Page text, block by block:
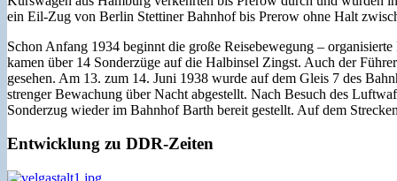
ein Eil-Zug von Berlin Stettiner Bahnhof bis Prerow ohne Halt
Schon Anfang 1934 beginnt die große Reisebewegung –
kamen über 14 Sonderzüge auf die Halbinsel Zingst. Auch der
gesehen. Am 13. zum 14. Juni 1938 wurde auf dem Gleis 7 des
strenger Bewachung über Nacht abgestellt. Nach Besuch des
Sonderzug wieder im Bahnhof Barth bereit gestellt. Auf dem
Entwicklung zu DDR-Zeiten